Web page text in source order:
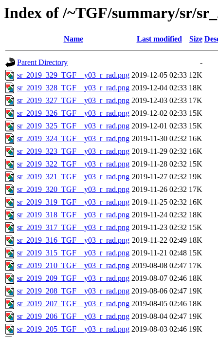
Index of /~TGF/summary/sr/
Name Last modified Size
Parent Directory
-
sr_2019_329_TGF__y03_r_rad.png 2019-12-05 02:33 12K
sr_2019_328_TGF__y03_r_rad.png 2019-12-04 02:33 18K
sr_2019_327_TGF__y03_r_rad.png 2019-12-03 02:33 17K
sr_2019_326_TGF__y03_r_rad.png 2019-12-02 02:33 15K
sr_2019_325_TGF__y03_r_rad.png 2019-12-01 02:33 15K
sr_2019_324_TGF__y03_r_rad.png 2019-11-30 02:32 16K
sr_2019_323_TGF__y03_r_rad.png 2019-11-29 02:32 16K
sr_2019_322_TGF__y03_r_rad.png 2019-11-28 02:32 15K
sr_2019_321_TGF__y03_r_rad.png 2019-11-27 02:32 19K
sr_2019_320_TGF__y03_r_rad.png 2019-11-26 02:32 17K
sr_2019_319_TGF__y03_r_rad.png 2019-11-25 02:32 16K
sr_2019_318_TGF__y03_r_rad.png 2019-11-24 02:32 18K
sr_2019_317_TGF__y03_r_rad.png 2019-11-23 02:32 15K
sr_2019_316_TGF__y03_r_rad.png 2019-11-22 02:49 18K
sr_2019_315_TGF__y03_r_rad.png 2019-11-21 02:48 15K
sr_2019_210_TGF__y03_r_rad.png 2019-08-08 02:47 17K
sr_2019_209_TGF__y03_r_rad.png 2019-08-07 02:46 18K
sr_2019_208_TGF__y03_r_rad.png 2019-08-06 02:47 19K
sr_2019_207_TGF__y03_r_rad.png 2019-08-05 02:46 18K
sr_2019_206_TGF__y03_r_rad.png 2019-08-04 02:47 19K
sr_2019_205_TGF__y03_r_rad.png 2019-08-03 02:46 19K